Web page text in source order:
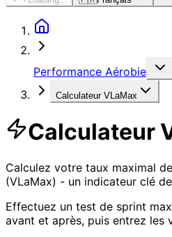
Performance Aérobie
Calculateur VLaMax
Calculateur
Calculez votre taux maximal
(VLaMax) - un indicateur clé
Effectuez un test de sprint
avant et après, puis entrez les